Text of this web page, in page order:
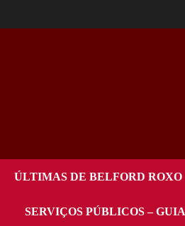
ÚLTIMAS DE BELFORD ROXO
SERVIÇOS PÚBLICOS –